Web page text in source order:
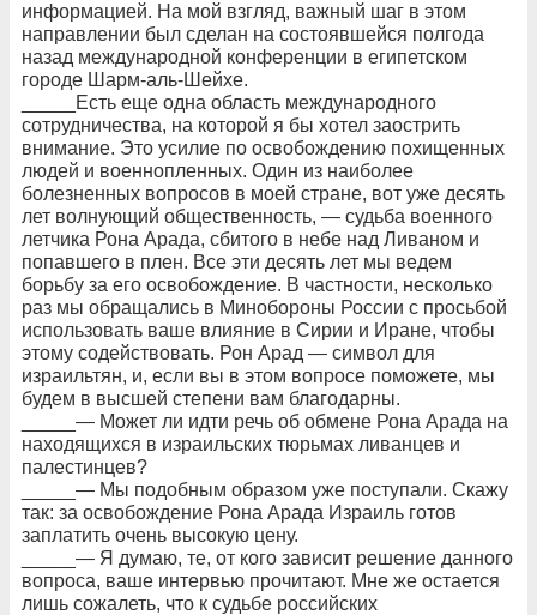
информацией. На мой взгляд, важный шаг в этом
направлении был сделан на состоявшейся полгода
назад международной конференции в египетском
городе Шарм-аль-Шейхе.
_____Есть еще одна область международного
сотрудничества, на которой я бы хотел заострить
внимание. Это усилие по освобождению похищенных
людей и военнопленных. Один из наиболее
болезненных вопросов в моей стране, вот уже десять
лет волнующий общественность, — судьба военного
летчика Рона Арада, сбитого в небе над Ливаном и
попавшего в плен. Все эти десять лет мы ведем
борьбу за его освобождение. В частности, несколько
раз мы обращались в Минобороны России с просьбой
использовать ваше влияние в Сирии и Иране, чтобы
этому содействовать. Рон Арад — символ для
израильтян, и, если вы в этом вопросе поможете, мы
будем в высшей степени вам благодарны.
_____— Может ли идти речь об обмене Рона Арада на
находящихся в израильских тюрьмах ливанцев и
палестинцев?
_____— Мы подобным образом уже поступали. Скажу
так: за освобождение Рона Арада Израиль готов
заплатить очень высокую цену.
_____— Я думаю, те, от кого зависит решение данного
вопроса, ваше интервью прочитают. Мне же остается
лишь сожалеть, что к судьбе российских